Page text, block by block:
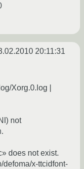
20:11:31
Xorg.0.log |
not
does not exist.
defoma/x-ttcidfont-